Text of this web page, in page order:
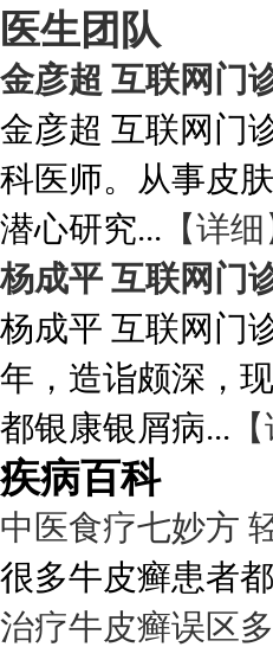
医生团队
金彦超 互联网门
金彦超 互联网门
科医师。从事皮
潜心研究... 【详细
杨成平 互联网门
杨成平 互联网门
年，造诣颇深，
都银康银屑病...
疾病百科
中医食疗七妙方
很多牛皮癣患者
治疗牛皮癣误区